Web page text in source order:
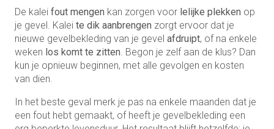
De kalei fout mengen kan zorgen voor lelijke plekken op
je gevel. Kalei te dik aanbrengen zorgt ervoor dat je
nieuwe gevelbekleding van je gevel afdruipt, of na enkele
weken los komt te zitten . Begon je zelf aan de klus? Dan
kun je opnieuw beginnen, met alle gevolgen en kosten
van dien.
In het beste geval merk je pas na enkele maanden dat je
een fout hebt gemaakt, of heeft je gevelbekleding een